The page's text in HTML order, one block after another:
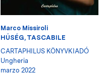
Marco Missiroli
HŰSÉG, TASCABILE
CARTAPHILUS KÖNYVKIADÓ
Ungheria
marzo 2022